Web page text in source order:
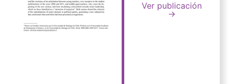
Ver publicación
→